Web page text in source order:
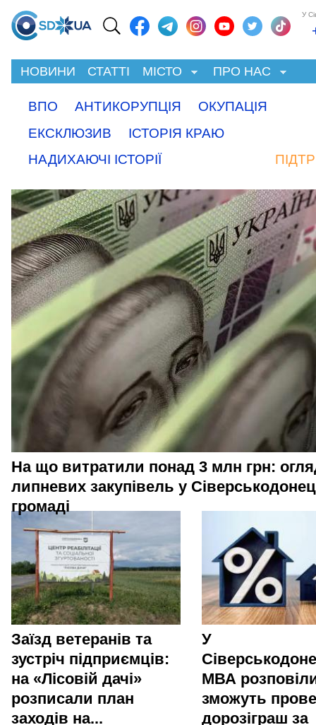
У
НОВИНИ СТАТТІ МІСТО ПРО НАС
ВПО АНТИКОРУПЦІЯ
ОКУПАЦІЯ
ЕКСКЛЮЗИВ
ІСТОРІЯ КРАЮ
НАДИХАЮЧІ ІСТОРІЇ
На що витратили понад 3 млн грн:
липневих закупівель у
громаді
Заїзд ветеранів та
зустріч підприємців:
на «Лісовій дачі»
розписали план
заходів на...
У
МВА
зможуть
дорозіграш за